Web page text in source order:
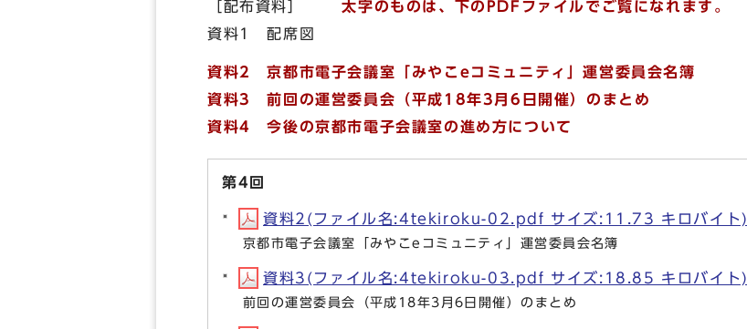
［配布資料］太字のものは、下のPDFファイルでご覧になれます。
資料1 配席図
資料2京都市電子会議室「みやこeコミュニティ」運営委員会名簿
資料3 前回の運営委員会（平成18年3月6日開催）のまとめ
資料4 今後の京都市電子会議室の進め方について
第4回
資料2(ファイル名:4tekiroku-02.pdf サイズ:11.73 キロバイト)
京都市電子会議室「みやこeコミュニティ」運営委員会名簿
資料3(ファイル名:4tekiroku-03.pdf サイズ:18.85 キロバイト)
前回の運営委員会（平成18年3月6日開催）のまとめ